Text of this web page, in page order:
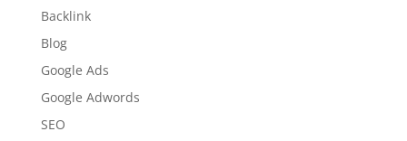
Backlink
Blog
Google Ads
Google Adwords
SEO